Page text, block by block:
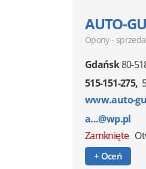
AUTO-
Opony -
Gdańsk80-
515-151-275
www.auto-
a...@wp.pl
Zamknięte
+ Oceń